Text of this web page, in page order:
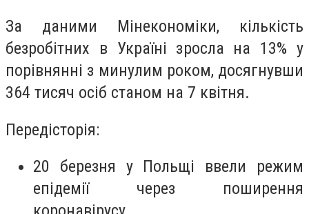
За даними Мінекономіки, кількість
безробітних в Україні зросла на 13% у
порівнянні з минулим роком, досягнувши
364 тисяч осіб станом на 7 квітня.
Передісторія:
20 березня у Польщі ввели режим
епідемії через поширення